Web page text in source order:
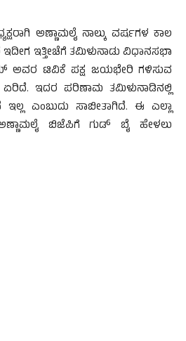
ಅಣ್ಣಾಮಲೈ ನಾಲ್ಕು ವರ್ಷಗಳ ಕಾಲ
ಇತ್ತೀಚೆಗೆ ತಮಿಳುನಾಡು ವಿಧಾನಸಭಾ
ಅವರ ಟಿವಿಕೆ ಪಕ್ಷ ಜಯಭೇರಿ ಗಳಿಸುವ
ಇದರ ಪರಿಣಾಮ ತಮಿಳುನಾಡಿನಲ್ಲಿ
ಇಲ್ಲ ಎಂಬುದು ಸಾಬೀತಾಗಿದೆ. ಈ ಎಲ್ಲಾ
ಬಿಜೆಪಿಗೆ ಗುಡ್ ಬೈ ಹೇಳಲು